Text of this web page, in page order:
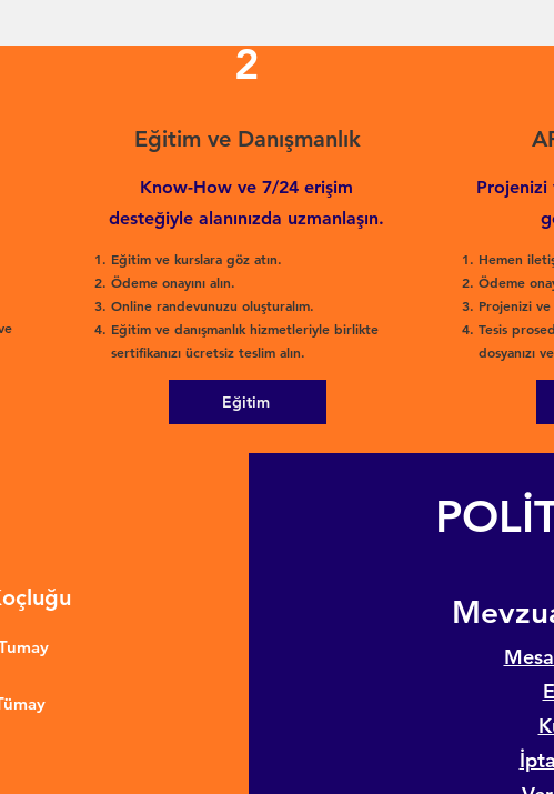
2
Eğitim ve Danışmanlık
Know-How ve 7/24 erişim
desteğiyle alanınızda uzmanlaşın.
Eğitim ve kurslara göz atın.
Ödeme onayını alın.
Online randevunuzu oluşturalım.
Eğitim ve danışmanlık hizmetleriyle birlikte
sertifikanızı ücretsiz teslim alın.
Eğitim
Hemen
Ödeme
Projenizi
Tesis
dosyanızı
Projenizi